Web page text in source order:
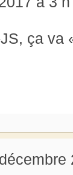
ça va